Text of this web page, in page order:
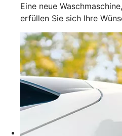
Eine neue
erfüllen Sie sich Ihre